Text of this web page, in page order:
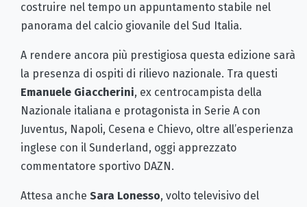
costruire nel tempo un appuntamento stabile nel
panorama del calcio giovanile del Sud Italia.
A rendere ancora più prestigiosa questa edizione sarà
la presenza di ospiti di rilievo nazionale. Tra questi
Emanuele Giaccherini, ex centrocampista della
Nazionale italiana e protagonista in Serie A con
Juventus, Napoli, Cesena e Chievo, oltre all’esperienza
inglese con il Sunderland, oggi apprezzato
commentatore sportivo DAZN.
Attesa anche Sara Lonesso, volto televisivo del